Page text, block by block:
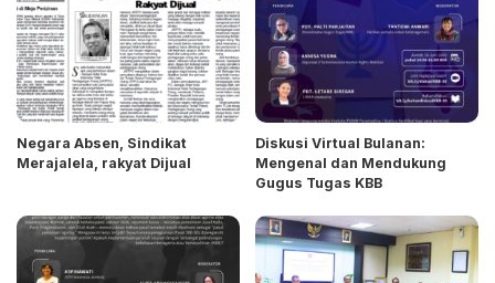
Negara Absen, Sindikat
Merajalela, rakyat Dijual
Diskusi Virtual Bulanan:
Mengenal dan Mendukung
Gugus Tugas KBB